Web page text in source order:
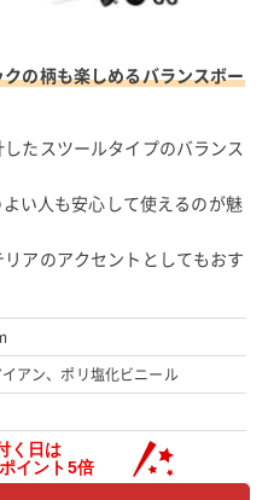
の柄も楽しめるバランスボー
たスツールタイプのバランス
い人も安心して使えるのが魅
アのアクセントとしてもおす
アン、ポリ塩化ビニール